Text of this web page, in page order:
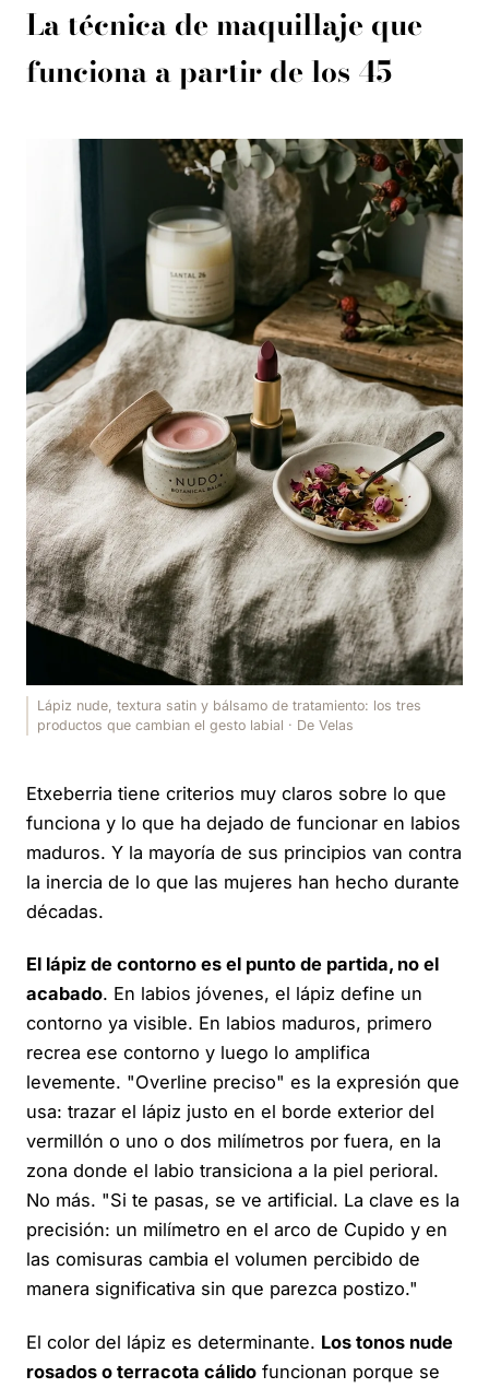
La técnica de maquillaje que
funciona a partir de los 45
Lápiz nude, textura satin y bálsamo de tratamiento: los tres
productos que cambian el gesto labial · De Velas
Etxeberria tiene criterios muy claros sobre lo que
funciona y lo que ha dejado de funcionar en labios
maduros. Y la mayoría de sus principios van contra
la inercia de lo que las mujeres han hecho durante
décadas.
El lápiz de contorno es el punto de partida, no el
acabado. En labios jóvenes, el lápiz define un
contorno ya visible. En labios maduros, primero
recrea ese contorno y luego lo amplifica
levemente. "Overline preciso" es la expresión que
usa: trazar el lápiz justo en el borde exterior del
vermillón o uno o dos milímetros por fuera, en la
zona donde el labio transiciona a la piel perioral.
No más. "Si te pasas, se ve artificial. La clave es la
precisión: un milímetro en el arco de Cupido y en
las comisuras cambia el volumen percibido de
manera significativa sin que parezca postizo."
El color del lápiz es determinante. Los tonos nude
rosados o terracota cálido funcionan porque se